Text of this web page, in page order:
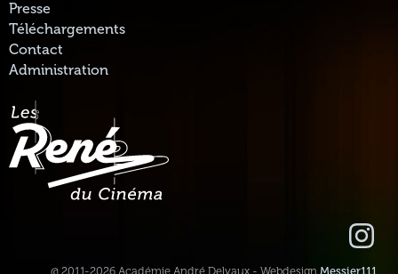
Presse
Téléchargements
Contact
Administration